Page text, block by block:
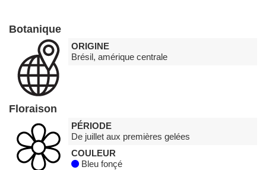
Botanique
ORIGINE
Brésil, amérique centrale
Floraison
PÉRIODE
De juillet aux premières gelées
COULEUR
Bleu fonçé